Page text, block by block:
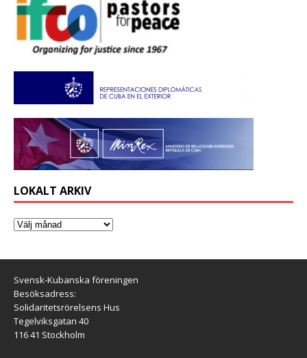
LOKALT ARKIV
Svensk-Kubanska föreningen
Besöksadress:
Solidaritetsrörelsens Hus
Tegelviksgatan 40
116 41 Stockholm